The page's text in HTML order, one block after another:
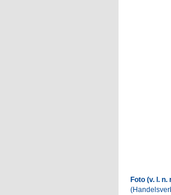
Foto (v. l. n.